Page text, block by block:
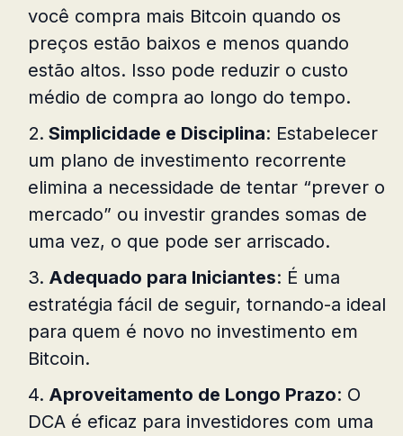
você compra mais Bitcoin quando os
preços estão baixos e menos quando
estão altos. Isso pode reduzir o custo
médio de compra ao longo do tempo.
Simplicidade e Disciplina: Estabelecer
um plano de investimento recorrente
elimina a necessidade de tentar “prever o
mercado” ou investir grandes somas de
uma vez, o que pode ser arriscado.
Adequado para Iniciantes: É uma
estratégia fácil de seguir, tornando-a ideal
para quem é novo no investimento em
Bitcoin.
Aproveitamento de Longo Prazo: O
DCA é eficaz para investidores com uma